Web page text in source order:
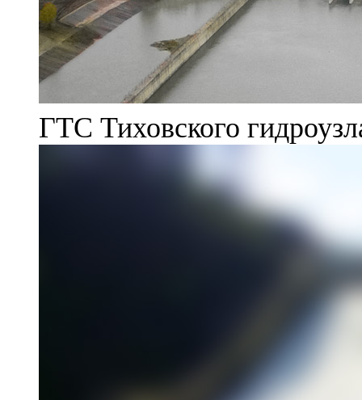
ГТС Тиховского